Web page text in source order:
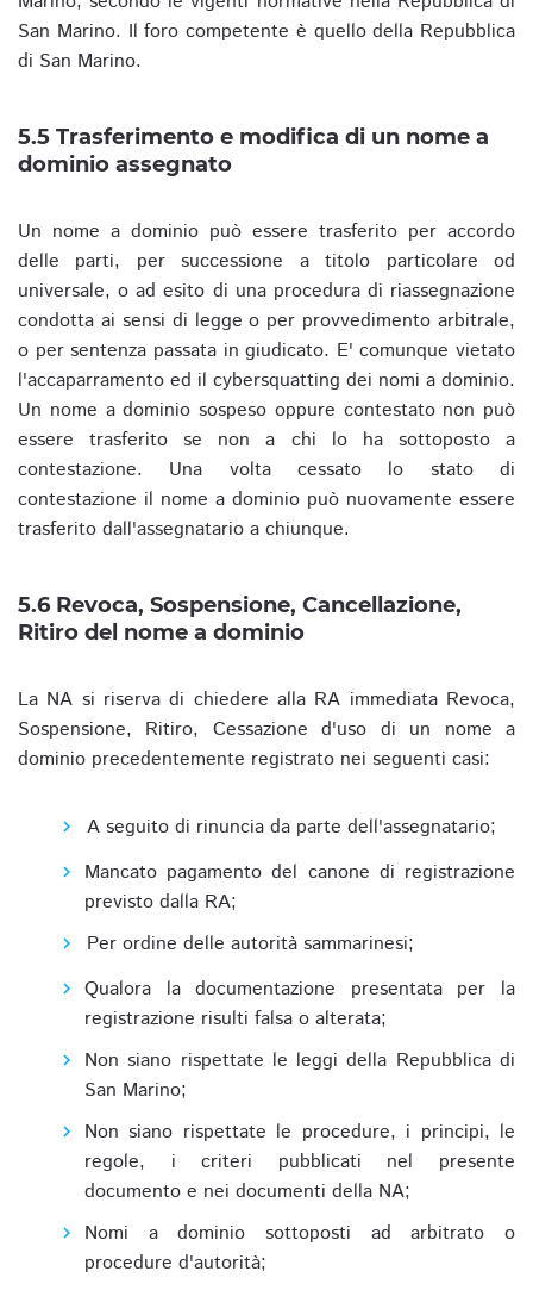
San Marino. Il foro competente è quello della Repubblica
di San Marino.
5.5 Trasferimento e modifica di un nome a
dominio assegnato
Un nome a dominio può essere trasferito per accordo
delle parti, per successione a titolo particolare od
universale, o ad esito di una procedura di riassegnazione
condotta ai sensi di legge o per provvedimento arbitrale,
o per sentenza passata in giudicato. E' comunque vietato
l'accaparramento ed il cybersquatting dei nomi a dominio.
Un nome a dominio sospeso oppure contestato non può
essere trasferito se non a chi lo ha sottoposto a
contestazione. Una volta cessato lo stato di
contestazione il nome a dominio può nuovamente essere
trasferito dall'assegnatario a chiunque.
5.6 Revoca, Sospensione, Cancellazione,
Ritiro del nome a dominio
La NA si riserva di chiedere alla RA immediata Revoca,
Sospensione, Ritiro, Cessazione d'uso di un nome a
dominio precedentemente registrato nei seguenti casi:
A seguito di rinuncia da parte dell'assegnatario;
Mancato pagamento del canone di registrazione
previsto dalla RA;
Per ordine delle autorità sammarinesi;
Qualora la documentazione presentata per la
registrazione risulti falsa o alterata;
Non siano rispettate le leggi della Repubblica di
San Marino;
Non siano rispettate le procedure, i principi, le
regole, i criteri pubblicati nel presente
documento e nei documenti della NA;
Nomi a dominio sottoposti ad arbitrato o
procedure d'autorità;